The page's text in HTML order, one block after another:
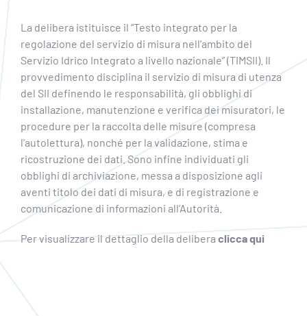
La delibera istituisce il “Testo integrato per la
regolazione del servizio di misura nell’ambito del
Servizio Idrico Integrato a livello nazionale” (TIMSII). Il
provvedimento disciplina il servizio di misura di utenza
del SII definendo le responsabilità, gli obblighi di
installazione, manutenzione e verifica dei misuratori, le
procedure per la raccolta delle misure (compresa
l’autolettura), nonché per la validazione, stima e
ricostruzione dei dati. Sono infine individuati gli
obblighi di archiviazione, messa a disposizione agli
aventi titolo dei dati di misura, e di registrazione e
comunicazione di informazioni all’Autorità.
Per visualizzare il dettaglio della delibera clicca qui